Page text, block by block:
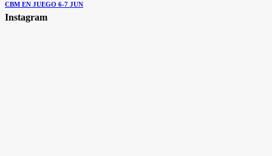
CBM EN JUEGO 6-7 JUN
Instagram